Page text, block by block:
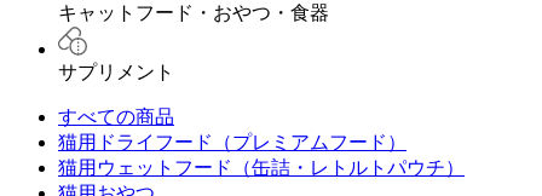
キャットフード・おやつ・食器
サプリメント
すべての商品
猫用ドライフード（プレミアムフード）
猫用ウェットフード（缶詰・レトルトパウチ）